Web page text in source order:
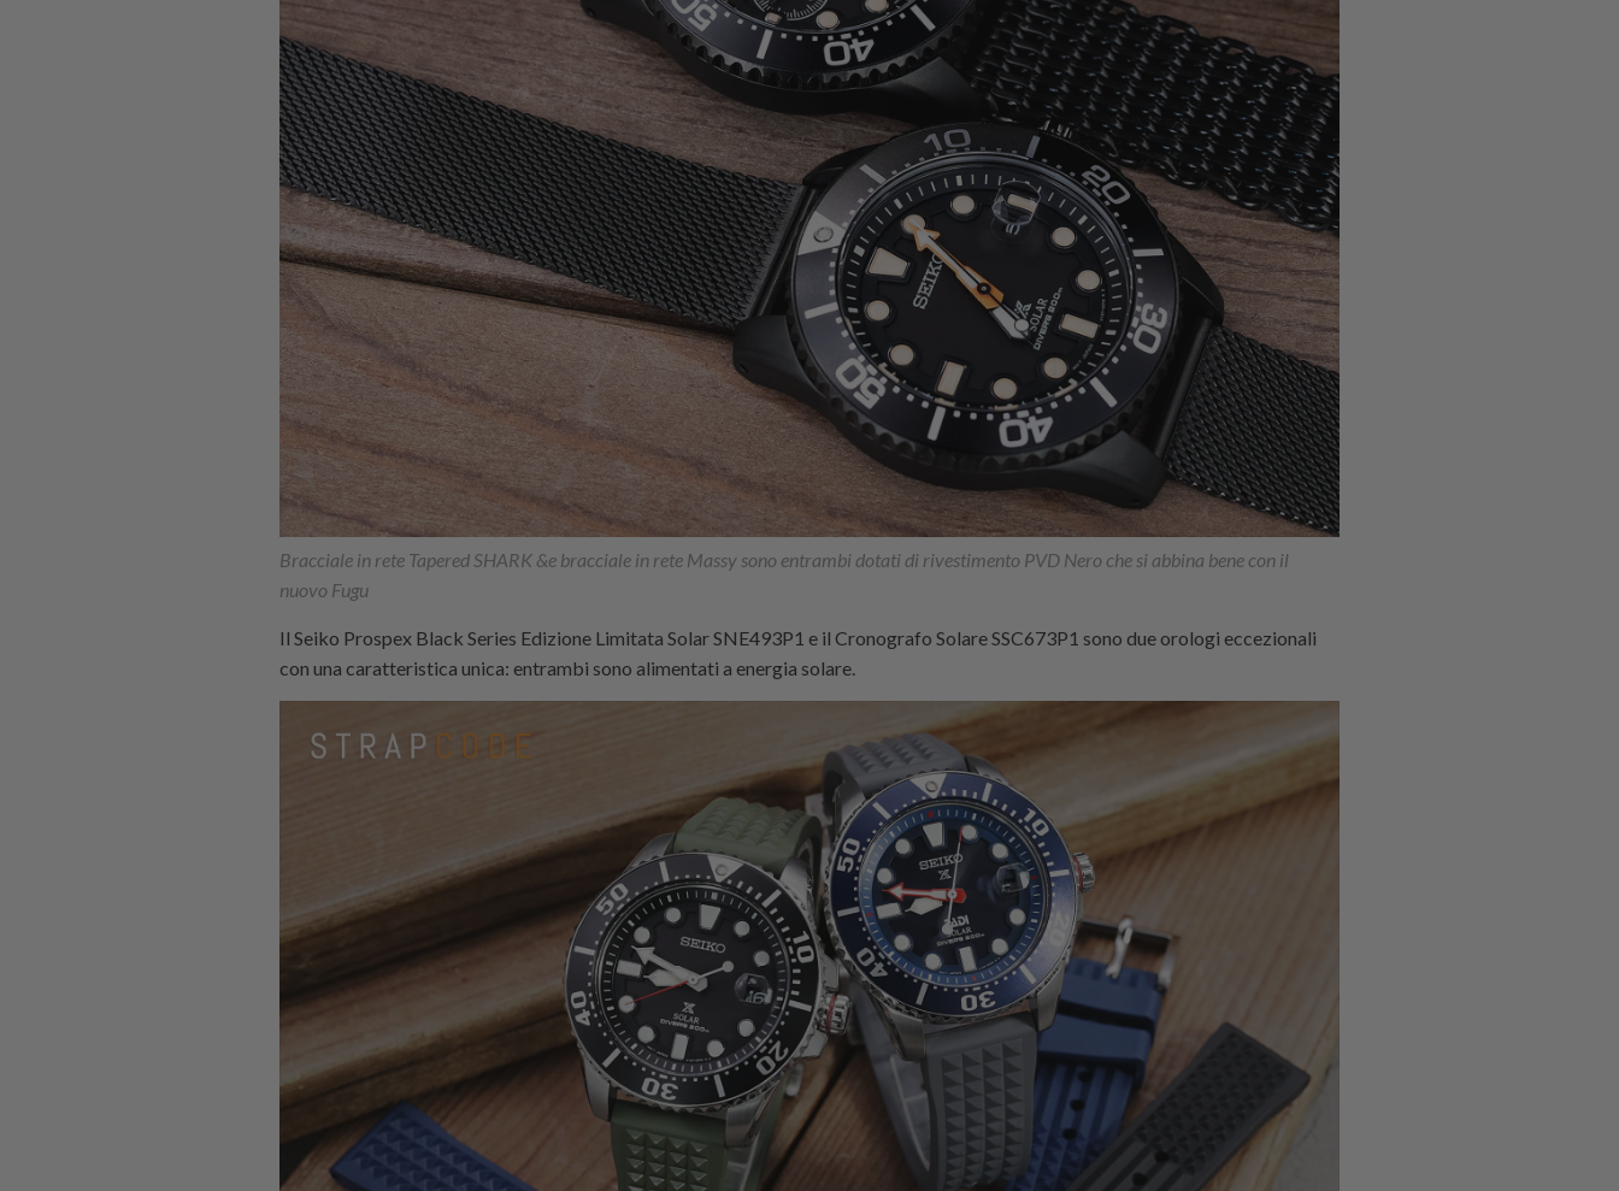
Bracciale in rete Tapered SHARK &e bracciale in rete Massy sono entrambi dotati di rivestimento PVD Nero che si abbina bene con il
nuovo Fugu
Il Seiko Prospex Black Series Edizione Limitata Solar SNE493P1 e il Cronografo Solare SSC673P1 sono due orologi eccezionali
con una caratteristica unica: entrambi sono alimentati a energia solare.